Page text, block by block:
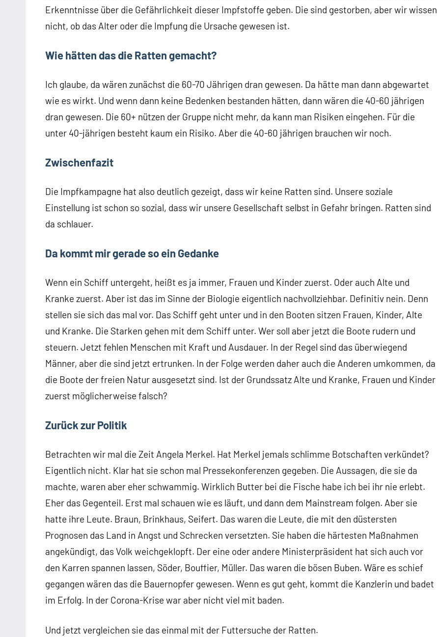
Erkenntnisse über die Gefährlichkeit dieser Impfstoffe geben. Die sind gestorben, aber wir wissen
nicht, ob das Alter oder die Impfung die Ursache gewesen ist.
Wie hätten das die Ratten gemacht?
Ich glaube, da wären zunächst die 60-70 Jährigen dran gewesen. Da hätte man dann abgewartet
wie es wirkt. Und wenn dann keine Bedenken bestanden hätten, dann wären die 40-60 jährigen
dran gewesen. Die 60+ nützen der Gruppe nicht mehr, da kann man Risiken eingehen. Für die
unter 40-jährigen besteht kaum ein Risiko. Aber die 40-60 jährigen brauchen wir noch.
Zwischenfazit
Die Impfkampagne hat also deutlich gezeigt, dass wir keine Ratten sind. Unsere soziale
Einstellung ist schon so sozial, dass wir unsere Gesellschaft selbst in Gefahr bringen. Ratten sind
da schlauer.
Da kommt mir gerade so ein Gedanke
Wenn ein Schiff untergeht, heißt es ja immer, Frauen und Kinder zuerst. Oder auch Alte und
Kranke zuerst. Aber ist das im Sinne der Biologie eigentlich nachvollziehbar. Definitiv nein. Denn
stellen sie sich das mal vor. Das Schiff geht unter und in den Booten sitzen Frauen, Kinder, Alte
und Kranke. Die Starken gehen mit dem Schiff unter. Wer soll aber jetzt die Boote rudern und
steuern. Jetzt fehlen Menschen mit Kraft und Ausdauer. In der Regel sind das überwiegend
Männer, aber die sind jetzt ertrunken. In der Folge werden daher auch die Anderen umkommen, da
die Boote der freien Natur ausgesetzt sind. Ist der Grundssatz Alte und Kranke, Frauen und Kinder
zuerst möglicherweise falsch?
Zurück zur Politik
Betrachten wir mal die Zeit Angela Merkel. Hat Merkel jemals schlimme Botschaften verkündet?
Eigentlich nicht. Klar hat sie schon mal Pressekonferenzen gegeben. Die Aussagen, die sie da
machte, waren aber eher schwammig. Wirklich Butter bei die Fische habe ich bei ihr nie erlebt.
Eher das Gegenteil. Erst mal schauen wie es läuft, und dann dem Mainstream folgen. Aber sie
hatte ihre Leute. Braun, Brinkhaus, Seifert. Das waren die Leute, die mit den düstersten
Prognosen das Land in Angst und Schrecken versetzten. Sie haben die härtesten Maßnahmen
angekündigt, das Volk weichgeklopft. Der eine oder andere Ministerpräsident hat sich auch vor
den Karren spannen lassen, Söder, Bouffier, Müller. Das waren die bösen Buben. Wäre es schief
gegangen wären das die Bauernopfer gewesen. Wenn es gut geht, kommt die Kanzlerin und badet
im Erfolg. In der Corona-Krise war aber nicht viel mit baden.
Und jetzt vergleichen sie das einmal mit der Futtersuche der Ratten.